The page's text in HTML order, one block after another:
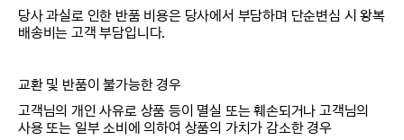
당사 과실로 인한 반품 비용은 당사에서 부담하며 단순변심 시 왕복
배송비는 고객 부담입니다.
교환 및 반품이 불가능한 경우
고객님의 개인 사유로 상품 등이 멸실 또는 훼손되거나 고객님의
사용 또는 일부 소비에 의하여 상품의 가치가 감소한 경우